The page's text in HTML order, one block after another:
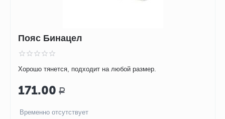
Пояс Бинацел
Хорошо тянется, подходит на любой размер.
171.00 Р
Временно отсутствует